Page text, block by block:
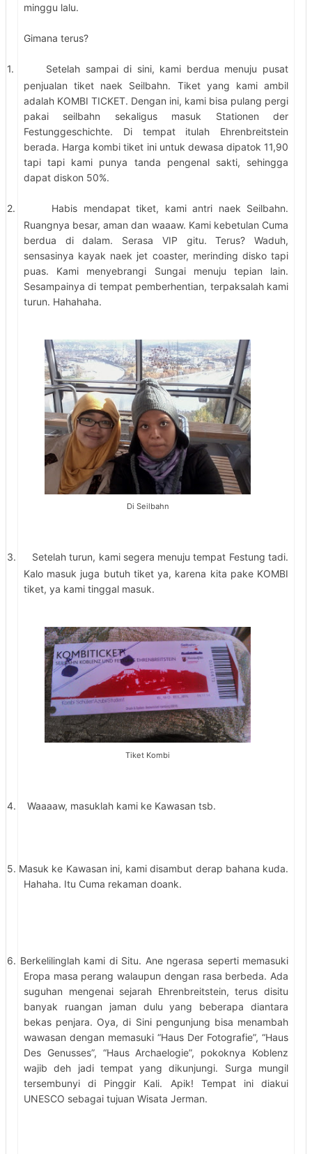
minggu lalu.
Gimana terus?
1.
Setelah sampai di sini, kami berdua menuju pusat
penjualan tiket naek Seilbahn. Tiket yang kami ambil
adalah KOMBI TICKET. Dengan ini, kami bisa pulang pergi
pakai seilbahn sekaligus masuk Stationen der
Festunggeschichte. Di tempat itulah Ehrenbreitstein
berada. Harga kombi tiket ini untuk dewasa dipatok 11,90
tapi tapi kami punya tanda pengenal sakti, sehingga
dapat diskon 50%.
2.
Habis mendapat tiket, kami antri naek Seilbahn.
Ruangnya besar, aman dan waaaw. Kami kebetulan Cuma
berdua di dalam. Serasa VIP gitu. Terus? Waduh,
sensasinya kayak naek jet coaster, merinding disko tapi
puas. Kami menyebrangi Sungai menuju tepian lain.
Sesampainya di tempat pemberhentian, terpaksalah kami
turun. Hahahaha.
Di Seilbahn
3.
Setelah turun, kami segera menuju tempat Festung tadi.
Kalo masuk juga butuh tiket ya, karena kita pake KOMBI
tiket, ya kami tinggal masuk.
Tiket Kombi
4. Waaaaw, masuklah kami ke Kawasan tsb.
5. Masuk ke Kawasan ini, kami disambut derap bahana kuda.
Hahaha. Itu Cuma rekaman doank.
6. Berkelilinglah kami di Situ. Ane ngerasa seperti memasuki
Eropa masa perang walaupun dengan rasa berbeda. Ada
suguhan mengenai sejarah Ehrenbreitstein, terus disitu
banyak ruangan jaman dulu yang beberapa diantara
bekas penjara. Oya, di Sini pengunjung bisa menambah
wawasan dengan memasuki “Haus Der Fotografie”, “Haus
Des Genusses”, “Haus Archaelogie”, pokoknya Koblenz
wajib deh jadi tempat yang dikunjungi. Surga mungil
tersembunyi di Pinggir Kali. Apik! Tempat ini diakui
UNESCO sebagai tujuan Wisata Jerman.